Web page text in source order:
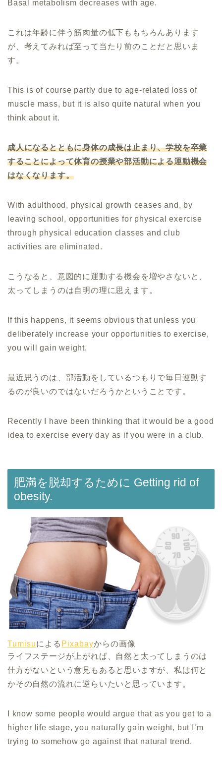
Basal metabolism decreases with age.
これは年齢に伴う筋肉量の低下ももちろんあります
が、考えてみれば至って当たり前のことだと思いま
す。
This is of course partly due to age-related loss of
muscle mass, but it is also quite natural when you
think about it.
成人になるとともに身体の成長は止まり、学校を卒業
することによって体育の授業や部活動による運動機会
はなくなります。
With adulthood, physical growth ceases and, by
leaving school, opportunities for physical exercise
through physical education classes and club
activities are eliminated.
こうなると、意図的に運動する機会を増やさないと、
太ってしまうのは自明の理に思えます。
If this happens, it seems obvious that unless you
deliberately increase your opportunities to exercise,
you will gain weight.
最近思うのは、部活動をしているつもりで毎日運動す
るのが良いのではないだろうかということです。
Recently I have been thinking that it would be a good
idea to exercise every day as if you were in a club.
肥満を脱却するために Getting rid of
obesity.
Tumisuによる Pixabayからの画像
ライフステージが上がれば、自然と太ってしまうのは
仕方がないという意見もあると思いますが、私は何と
かその自然の流れに逆らいたいと思っています。
I know some people would argue that as you get to a
higher life stage, you naturally gain weight, but I’m
trying to somehow go against that natural trend.